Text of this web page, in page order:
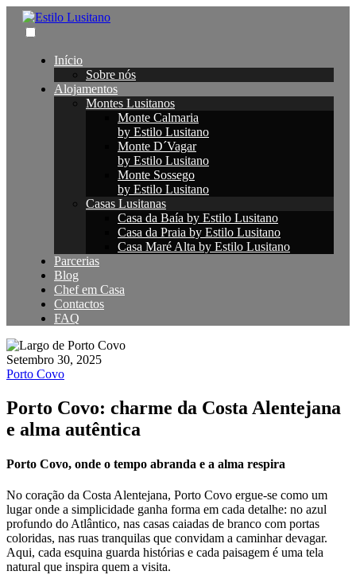
Início
Sobre nós
Alojamentos
Montes Lusitanos
Monte Calmaria
by Estilo Lusitano
Monte D´Vagar
by Estilo Lusitano
Monte Sossego
by Estilo Lusitano
Casas Lusitanas
Casa da Baía by Estilo Lusitano
Casa da Praia by Estilo Lusitano
Casa Maré Alta by Estilo Lusitano
Parcerias
Blog
Chef em Casa
Contactos
FAQ
Setembro 30, 2025
Porto Covo
Porto Covo: charme da Costa Alentejana
e alma autêntica
Porto Covo, onde o tempo abranda e a alma respira
No coração da Costa Alentejana, Porto Covo ergue-se como um
lugar onde a simplicidade ganha forma em cada detalhe: no azul
profundo do Atlântico, nas casas caiadas de branco com portas
coloridas, nas ruas tranquilas que convidam a caminhar devagar.
Aqui, cada esquina guarda histórias e cada paisagem é uma tela
natural que inspira quem a visita.